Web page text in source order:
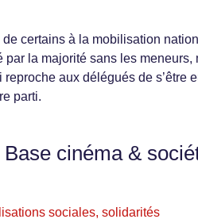
certains à la mobilisation
par la majorité sans les
aux délégués de s’être
parti.
cinéma &
sociales, solidarités